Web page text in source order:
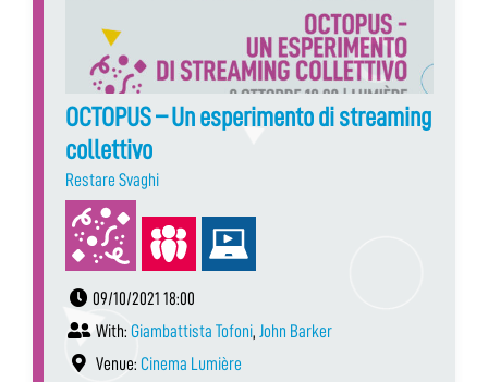
OCTOPUS – Un esperimento di streaming
collettivo
Restare Svaghi
09/10/2021 18:00
With: Giambattista Tofoni, John Barker
Venue: Cinema Lumière